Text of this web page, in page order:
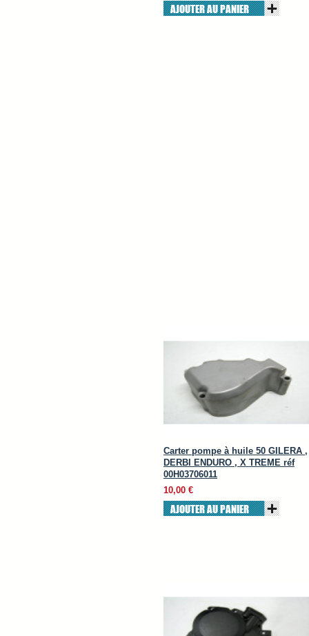
AJOUTER AU PANIER
Carter pompe à huile 50 GILERA ,
DERBI ENDURO , X TREME réf
00H03706011
10,00 €
AJOUTER AU PANIER